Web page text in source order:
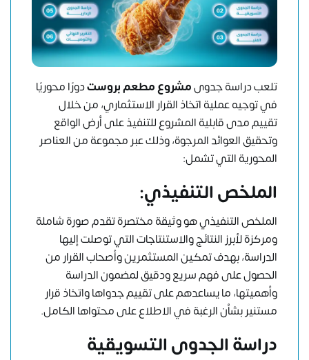
تلعب دراسة جدوىمشروع مطعم بروستدورًا محوريًا
في توجيه عملية اتخاذ القرار الاستثماري، من خلال
تقييم مدى قابلية المشروع للتنفيذ على أرض الواقع
وتحقيق العوائد المرجوة، وذلك عبر مجموعة من العناصر
المحورية التي تشمل:
الملخص التنفيذي:
الملخص التنفيذي هو وثيقة مختصرة تقدم صورة شاملة
ومركزة لأبرز النتائج والاستنتاجات التي توصلت إليها
الدراسة، بهدف تمكين المستثمرين وأصحاب القرار من
الحصول على فهم سريع ودقيق لمضمون الدراسة
وأهميتها، ما يساعدهم على تقييم جدواها واتخاذ قرار
مستنير بشأن الرغبة في الاطلاع على محتواها الكامل.
دراسة الجدوى التسويقية